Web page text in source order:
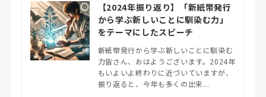
【2024年振り返り】「新紙幣発行
から学ぶ新しいことに馴染む力」
をテーマにしたスピーチ
新紙幣発行から学ぶ新しいことに馴染む
力皆さん、おはようございます。2024年
もいよいよ終わりに近づいていますが、
振り返ると、今年も多くの出来...